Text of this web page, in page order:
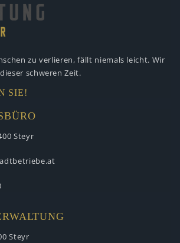
zu verlieren, fällt niemals leicht. Wir
schweren Zeit.
SIE!
Steyr
Steyr